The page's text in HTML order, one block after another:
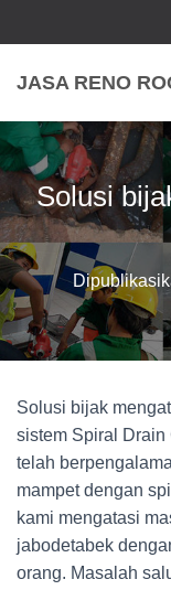
JASA RENO
Solusi
Solusi bijak
sistem Spiral Drain
telah
mampet dengan
kami mengatasi
jabodetabek
orang. Masalah